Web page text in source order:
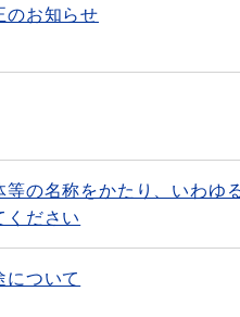
のお知らせ
等の名称をかたり、いわ
ください
ついて